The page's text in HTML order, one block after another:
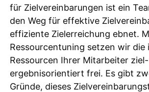
für Zielvereinbarungen ist ein
den Weg für effektive
effiziente Zielerreichung ebnet.
Ressourcentuning setzen wir die
Ressourcen Ihrer Mitarbeiter
ergebnisorientiert frei. Es gibt
Gründe, dieses